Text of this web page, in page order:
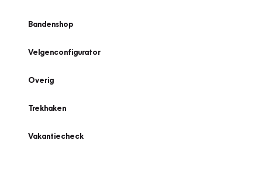
Bandenshop
Velgenconfigurator
Overig
Trekhaken
Vakantiecheck